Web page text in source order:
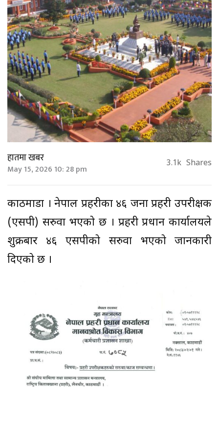
हातमा खबर
May 15, 2026 10: 28 pm 3.1k Shares
काठमाडौं । नेपाल प्रहरीका ४६ जना प्रहरी उपरीक्षक
(एसपी) सरुवा भएको छ । प्रहरी प्रधान कार्यालयले
शुक्रबार ४६ एसपीको सरुवा भएको जानकारी
दिएको छ ।